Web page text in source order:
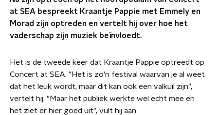
at SEA bespreekt Kraantje Pappie met Emmely en
Morad zijn optreden en vertelt hij over hoe het
vaderschap zijn muziek beïnvloedt.
Het is de tweede keer dat Kraantje Pappie optreedt op
Concert at SEA. "Het is zo'n festival waarvan je al weet
dat het leuk wordt, maar dit kan ook een valkuil zijn",
vertelt hij. "Maar het publiek werkte wel echt mee en
het ziet er hier goed uit", vult hij aan.